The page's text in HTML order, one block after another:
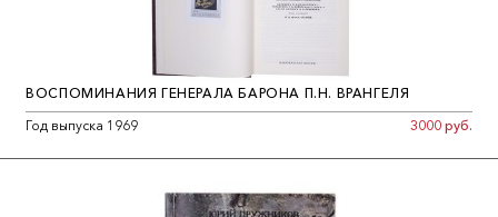
ВОСПОМИНАНИЯ ГЕНЕРАЛА БАРОНА П.Н. ВРАНГЕЛЯ
Год выпуска 1969
3000 руб.